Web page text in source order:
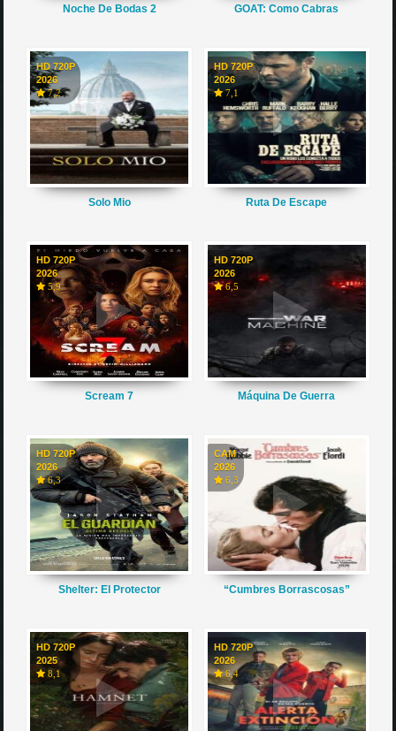
Noche De Bodas 2 GOAT: Como Cabras
HD 720P
2026
7,2
Solo Mio
HD 720P
2026
7,1
Ruta De Escape
HD 720P
2026
5,9
Scream 7
HD 720P
2026
6,5
Máquina De Guerra
HD 720P
2026
6,3
Shelter: El Protector
CAM
2026
6,3
“Cumbres Borrascosas”
HD 720P
2025
8,1
HD 720P
2026
6,4